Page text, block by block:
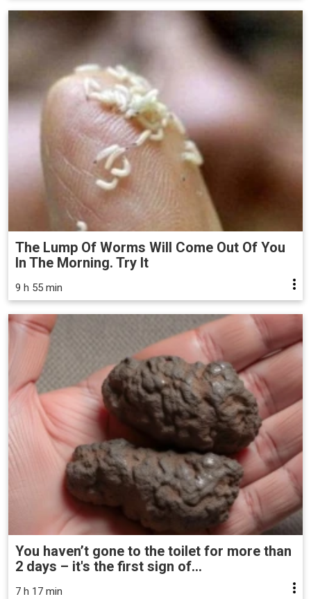
The Lump Of Worms Will Come Out Of You
In The Morning. Try It
9 h 55 min
You haven’t gone to the toilet for more than
2 days – it's the first sign of...
7 h 17 min